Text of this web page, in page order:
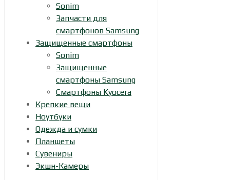
Sonim
Запчасти для
смартфонов Samsung
Защищенные смартфоны
Sonim
Защищенные
смартфоны Samsung
Смартфоны Kyocera
Крепкие вещи
Ноутбуки
Одежда и сумки
Планшеты
Сувениры
Экшн-Камеры